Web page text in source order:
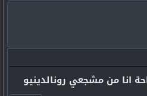
انا من مشجعي رونالدينيو